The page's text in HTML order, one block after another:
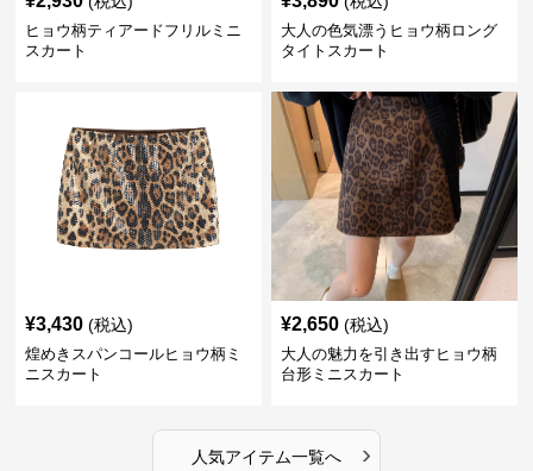
ヒョウ柄ティアードフリルミニ
スカート
大人の色気漂うヒョウ柄ロング
タイトスカート
¥3,430 (税込)
煌めきスパンコールヒョウ柄ミ
ニスカート
¥2,650 (税込)
大人の魅力を引き出すヒョウ柄
台形ミニスカート
人気アイテム一覧へ ›